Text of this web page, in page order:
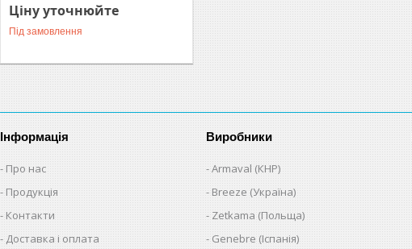
Ціну уточнюйте
Під замовлення
Інформація
Про нас
Продукція
Контакти
Доставка і оплата
Виробники
Armaval (КНР)
Breeze (Україна)
Zetkama (Польща)
Genebre (Іспанія)